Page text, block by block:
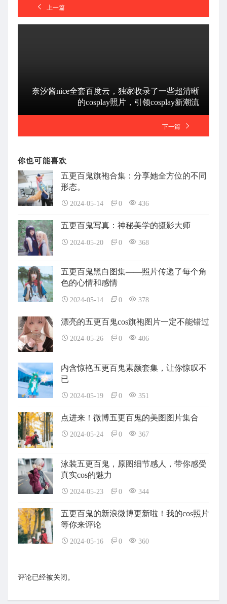
上一篇
奈汐酱nice全套百度云，独家收录了一些超清晰
的cosplay照片，引领cosplay新潮流
下一篇
你也可能喜欢
五更百鬼旗袍合集：分享她全方位的不同
形态。
2024-05-14 0 436
五更百鬼写真：神秘美学的摄影大师
2024-05-20 0 368
五更百鬼黑白图集——照片传递了每个角
色的心情和感情
2024-05-14 0 378
漂亮的五更百鬼cos旗袍图片一定不能错过
2024-05-26 0 406
内含惊艳五更百鬼素颜套集，让你惊叹不
已
2024-05-19 0 351
点进来！微博五更百鬼的美图图片集合
2024-05-24 0 367
泳装五更百鬼，原图细节感人，带你感受
真实cos的魅力
2024-05-23 0 344
五更百鬼的新浪微博更新啦！我的cos照片
等你来评论
2024-05-16 0 360
评论已经被关闭。